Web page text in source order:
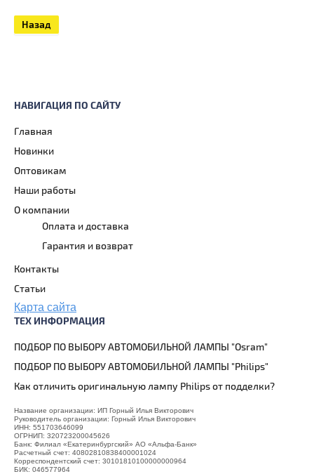
Назад
НАВИГАЦИЯ ПО САЙТУ
Главная
Новинки
Оптовикам
Наши работы
О компании
Оплата и доставка
Гарантия и возврат
Контакты
Статьи
Карта сайта
ТЕХ ИНФОРМАЦИЯ
ПОДБОР ПО ВЫБОРУ АВТОМОБИЛЬНОЙ ЛАМПЫ "Osram"
ПОДБОР ПО ВЫБОРУ АВТОМОБИЛЬНОЙ ЛАМПЫ "Philips"
Как отличить оригинальную лампу Philips от подделки?
Название организации: ИП Горный Илья Викторович
Руководитель организации: Горный Илья Викторович
ИНН: 551703646099
ОГРНИП: 320723200045626
Банк: Филиал «Екатеринбургский» АО «Альфа-Банк»
Расчетный счет: 40802810838400001024
Корреспондентский счет: 30101810100000000964
БИК: 046577964